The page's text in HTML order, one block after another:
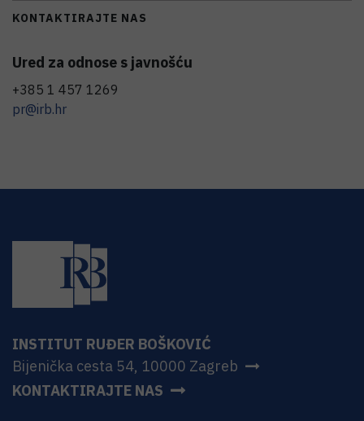
KONTAKTIRAJTE NAS
Ured za odnose s javnošću
+385 1 457 1269
pr@irb.hr
INSTITUT RUĐER BOŠKOVIĆ
Bijenička cesta 54, 10000 Zagreb
KONTAKTIRAJTE NAS